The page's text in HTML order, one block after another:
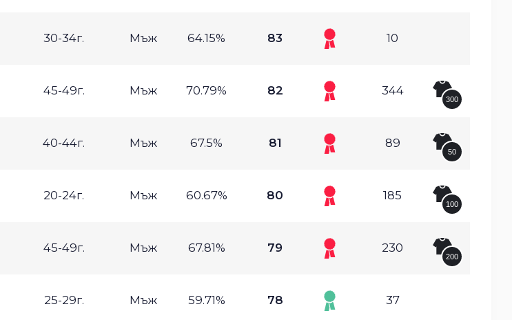
30-34г. Мъж 64.15% 83 10
45-49г. Мъж 70.79% 82 344
300
40-44г. Мъж 67.5% 81 89
50
20-24г. Мъж 60.67% 80 185
100
45-49г. Мъж 67.81% 79 230
200
25-29г. Мъж 59.71% 78 37